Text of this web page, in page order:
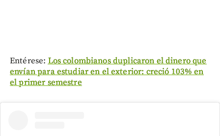
Entérese: Los colombianos duplicaron el dinero que
envían para estudiar en el exterior: creció 103% en
el primer semestre